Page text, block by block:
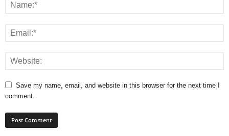
Save my name, email, and website in this browser for the next time I
comment.